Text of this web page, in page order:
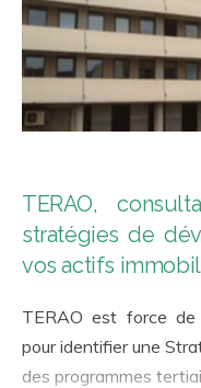
TERAO,
stratégies de
vos actifs
TERAO est force de
pour identifier une
des programmes